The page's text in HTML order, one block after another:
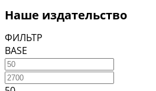
Наше издательство
ФИЛЬТР
BASE